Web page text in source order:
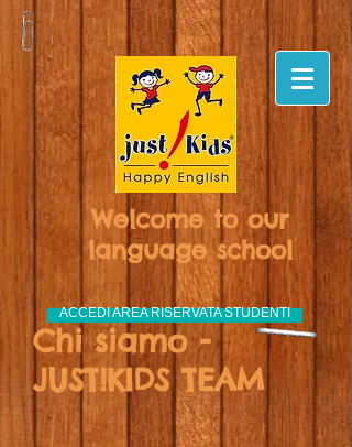
Welcome to our
language school
ACCEDI AREA RISERVATA STUDENTI
Chi siamo -
JUST!KIDS TEAM